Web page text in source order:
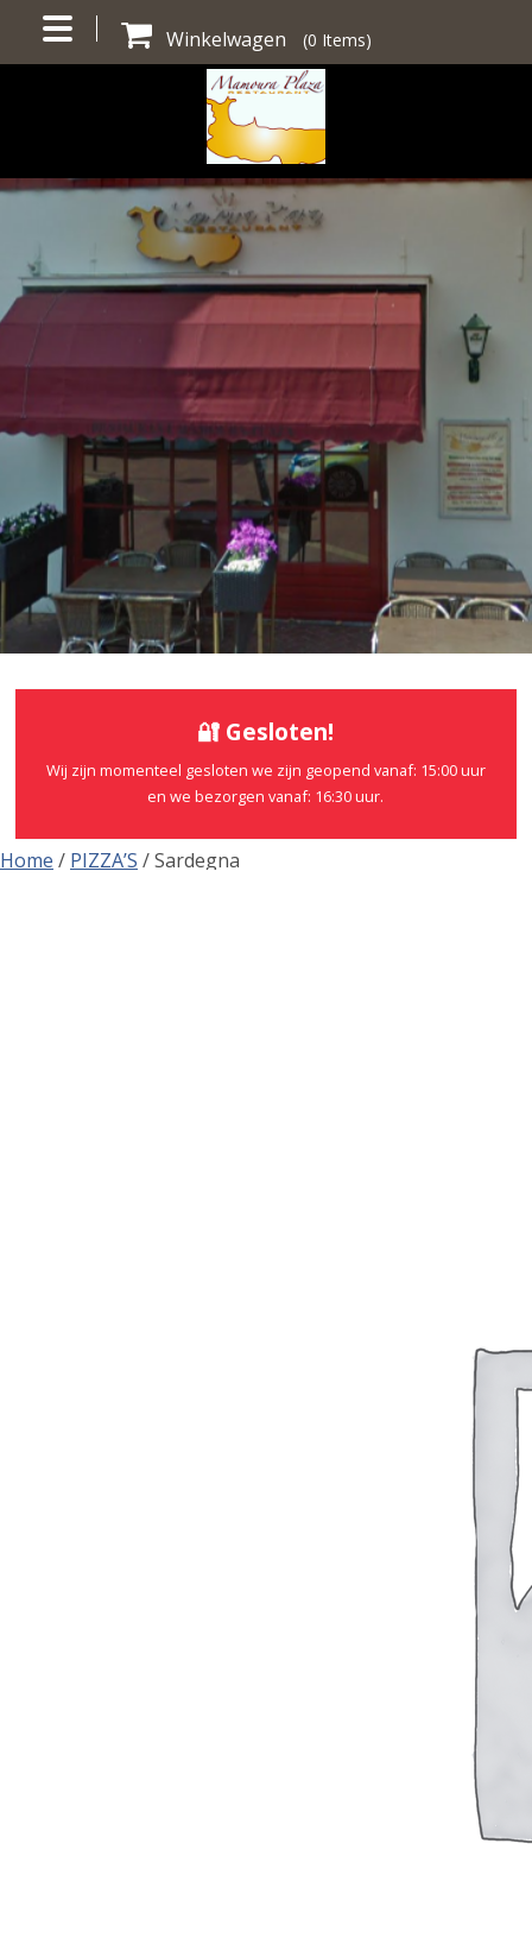
Winkelwagen (0 Items)
🔐 Gesloten!
Wij zijn momenteel gesloten we zijn geopend vanaf: 15:00 uur
en we bezorgen vanaf: 16:30 uur.
Home / PIZZA’S / Sardegna